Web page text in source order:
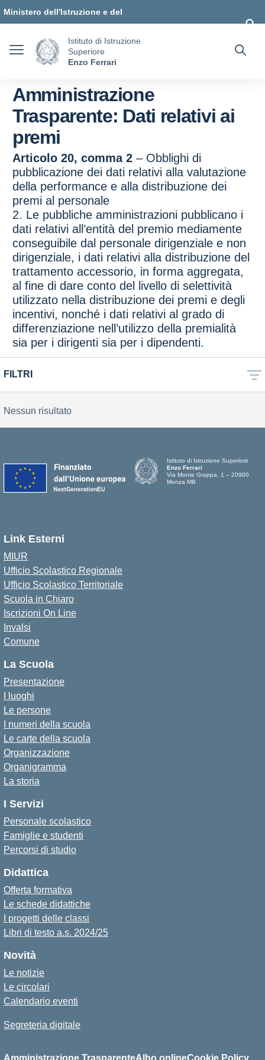
Ministero dell'Istruzione e del
Istituto di Istruzione
Superiore
Enzo Ferrari
Amministrazione
Trasparente: Dati relativi ai
premi
Articolo 20, comma 2 – Obblighi di
pubblicazione dei dati relativi alla valutazione
della performance e alla distribuzione dei
premi al personale
2. Le pubbliche amministrazioni pubblicano i
dati relativi all’entità del premio mediamente
conseguibile dal personale dirigenziale e non
dirigenziale, i dati relativi alla distribuzione del
trattamento accessorio, in forma aggregata,
al fine di dare conto del livello di selettività
utilizzato nella distribuzione dei premi e degli
incentivi, nonché i dati relativi al grado di
differenziazione nell’utilizzo della premialità
sia per i dirigenti sia per i dipendenti.
FILTRI
Nessun risultato
Istituto di Istruzione Superiore
Enzo Ferrari
Via Monte Grappa, 1 – 20900
Monza MB
Link Esterni
MIUR
Ufficio Scolastico Regionale
Ufficio Scolastico Territoriale
Scuola in Chiaro
Iscrizioni On Line
Invalsi
Comune
La Scuola
Presentazione
I luoghi
Le persone
I numeri della scuola
Le carte della scuola
Organizzazione
Organigramma
La storia
I Servizi
Personale scolastico
Famiglie e studenti
Percorsi di studio
Didattica
Offerta formativa
Le schede didattiche
I progetti delle classi
Libri di testo a.s. 2024/25
Novità
Le notizie
Le circolari
Calendario eventi
Segreteria digitale
Amministrazione TrasparenteAlbo onlineCookie Policy